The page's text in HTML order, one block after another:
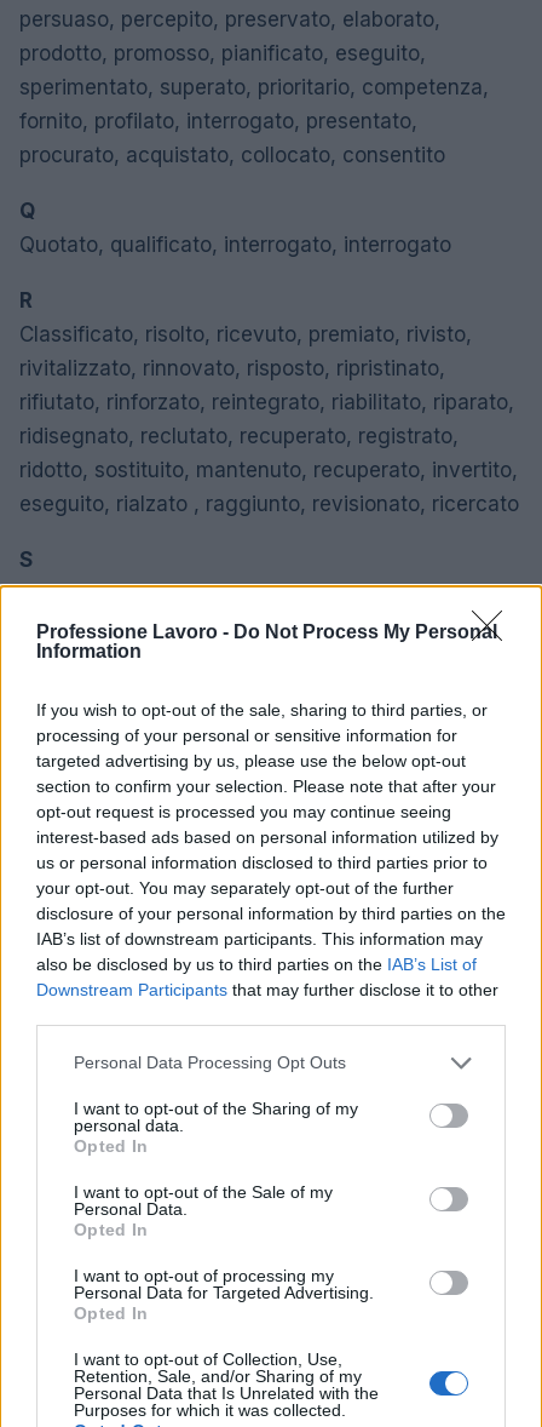
Professione Lavoro - Do Not Process My Personal
Information
If you wish to opt-out of the sale, sharing to third parties, or
processing of your personal or sensitive information for
targeted advertising by us, please use the below opt-out
section to confirm your selection. Please note that after your
opt-out request is processed you may continue seeing
interest-based ads based on personal information utilized by
us or personal information disclosed to third parties prior to
your opt-out. You may separately opt-out of the further
disclosure of your personal information by third parties on the
IAB’s list of downstream participants. This information may
also be disclosed by us to third parties on the IAB’s List of
Downstream Participants that may further disclose it to other
Please note that this website/app uses one or more Google
not limited to your visit or usage behaviour. You may click to
grant or deny consent to Google and its third-party tags to
use your data for below specified purposes in below Google
consent section.
Personal Data Processing Opt Outs
I want to opt-out of the Sharing of my
personal data.
Opted In
I want to opt-out of the Sale of my
Personal Data.
Opted In
I want to opt-out of processing my
Personal Data for Targeted Advertising.
Opted In
I want to opt-out of Collection, Use,
Retention, Sale, and/or Sharing of my
Personal Data that Is Unrelated with the
Purposes for which it was collected.
persuaso, percepito, preservato, elaborato,
prodotto, promosso, pianificato, eseguito,
sperimentato, superato, prioritario, competenza,
fornito, profilato, interrogato, presentato,
procurato, acquistato, collocato, consentito
Q
Quotato, qualificato, interrogato, interrogato
R
Classificato, risolto, ricevuto, premiato, rivisto,
rivitalizzato, rinnovato, risposto, ripristinato,
rifiutato, rinforzato, reintegrato, riabilitato, riparato,
ridisegnato, reclutato, recuperato, registrato,
ridotto, sostituito, mantenuto, recuperato, invertito,
eseguito, rialzato , raggiunto, revisionato, ricercato
S
Salvato, assicurato, stabilizzato, programmato,
schermato, regolato, separato, inviato, selezionato,
modellato, accorciato, mostrato, firmato,
scena, standardizzato, guidato, stimolato,
strategizzato, rilevato, supportato, fornito,
convalidato , fissare obiettivi, sorvegliare, studiare
Addestrato, tabulato, preso, viaggiato, trasformato,
testato, trasferito, su misura, mirato
Verificato, valutato, convalidato, visitato,
accolto con favore
Riprendi esempio
Questo è un esempio di curriculum con verbi di